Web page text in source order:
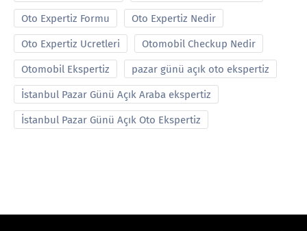
Oto Expertiz Formu Oto Expertiz Nedir
Oto Expertiz Ucretleri Otomobil Checkup Nedir
Otomobil Ekspertiz pazar günü açık oto ekspertiz
İstanbul Pazar Günü Açık Araba ekspertiz
İstanbul Pazar Günü Açık Oto Ekspertiz